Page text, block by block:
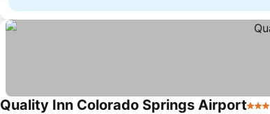
Quality Inn Colorado Springs Airport